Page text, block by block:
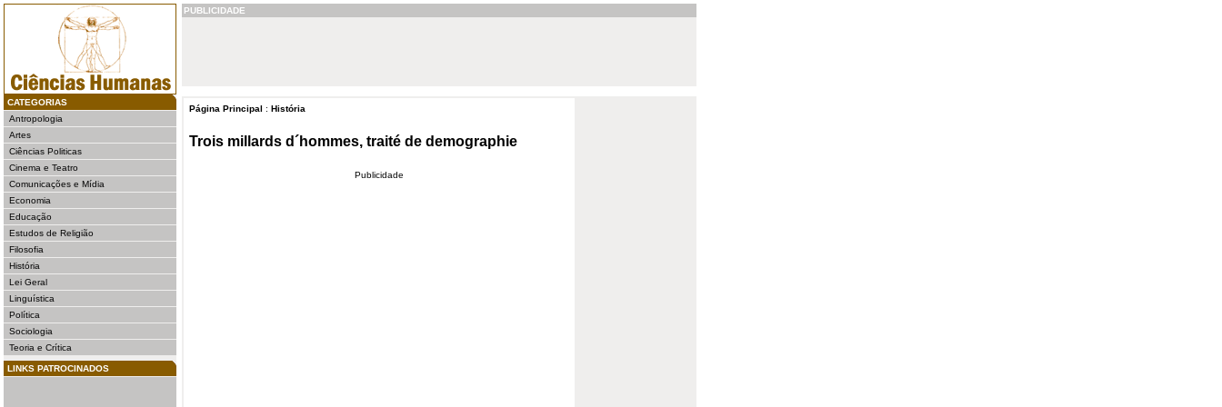
CATEGORIAS
Antropologia
Artes
Ciências Politicas
Cinema e Teatro
Comunicações e Mídia
Economia
Educação
Estudos de Religião
Filosofia
História
Lei Geral
Linguística
Política
Sociologia
Teoria e Crítica
LINKS PATROCINADOS
PUBLICIDADE
Página Principal : História
Trois millards d´hommes, traité de demographie
Publicidade